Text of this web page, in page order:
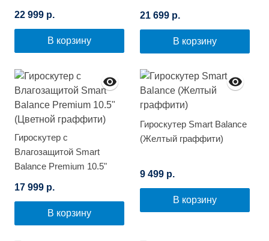
22 999 р.
В корзину
21 699 р.
В корзину
Гироскутер с
Влагозащитой Smart
Balance Premium 10.5"
(Цветной граффити)
17 999 р.
В корзину
Гироскутер Smart Balance
(Желтый граффити)
9 499 р.
В корзину